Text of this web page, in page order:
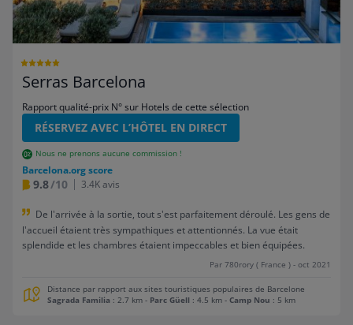
Serras Barcelona
Rapport qualité-prix N° sur Hotels de cette sélection
RÉSERVEZ AVEC L’HÔTEL EN DIRECT
Nous ne prenons aucune commission !
Barcelona.org score
9.8/10 3.4K avis
De l'arrivée à la sortie, tout s'est parfaitement déroulé. Les gens de
l'accueil étaient très sympathiques et attentionnés. La vue était
splendide et les chambres étaient impeccables et bien équipées.
Par 780rory ( France ) - oct 2021
Distance par rapport aux sites touristiques populaires de Barcelone
Sagrada Familia : 2.7 km - Parc Güell : 4.5 km - Camp Nou : 5 km